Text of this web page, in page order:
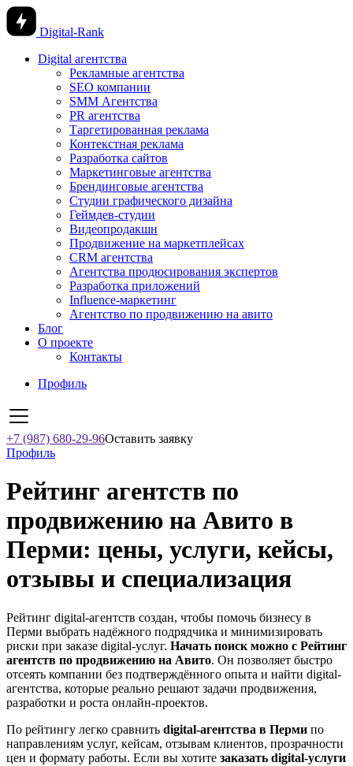
Digital-Rank
Digital агентства
Рекламные агентства
SEO компании
SMM Агентства
PR агентства
Таргетированная реклама
Контекстная реклама
Разработка сайтов
Маркетинговые агентства
Брендинговые агентства
Студии графического дизайна
Геймдев-студии
Видеопродакшн
Продвижение на маркетплейсах
CRM агентства
Агентства продюсирования экспертов
Разработка приложений
Influence-маркетинг
Агентство по продвижению на авито
Блог
О проекте
Контакты
Профиль
+7 (987) 680-29-96Оставить заявку
Профиль
Рейтинг агентств по
продвижению на Авито в
Перми: цены, услуги, кейсы,
отзывы и специализация
Рейтинг digital-агентств создан, чтобы помочь бизнесу в
Перми выбрать надёжного подрядчика и минимизировать
риски при заказе digital-услуг. Начать поиск можно с Рейтинг
агентств по продвижению на Авито. Он позволяет быстро
отсеять компании без подтверждённого опыта и найти digital-
агентства, которые реально решают задачи продвижения,
разработки и роста онлайн-проектов.
По рейтингу легко сравнить digital-агентства в Перми по
направлениям услуг, кейсам, отзывам клиентов, прозрачности
цен и формату работы. Если вы хотите заказать digital-услуги